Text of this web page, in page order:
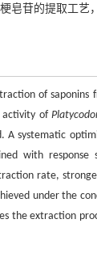
皂苷的提取工艺
of saponins
activity of
systematic
with
rate,
under the
the extraction